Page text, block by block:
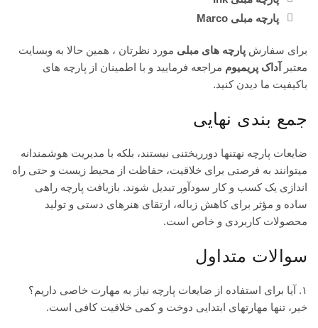
پارچه مبلی Marco
برای سفارش پارچه های مبلی مورد نظرتان ، همین حالا به وبسایت
معتبر
آداک پریمیوم مراجعه فرمایید و با اطمینان از پارچه های
باکیفیت ما دیدن کنید.
جمع بندی نهایی
ضایعات پارچه نهتنها دورریختنی نیستند، بلکه با مدیریت هوشمندانه
میتوانند به فرصتی برای خلاقیت، حفاظت از محیط زیست و حتی راه
اندازی یک کسب و کار سودآور تبدیل شوند. بازیافت پارچه راهی
ساده و مؤثر برای کاهش زباله، ارتقای هنرهای دستی و تولید
محصولات کاربردی و خاص است.
سوالات متداول
۱. آیا برای استفاده از ضایعات پارچه نیاز به مهارت خاصی داریم؟
خیر، تنها مهارتهای ابتدایی دوخت و کمی خلاقیت کافی است.